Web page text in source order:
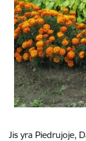
Jis yra Piedrujoje,